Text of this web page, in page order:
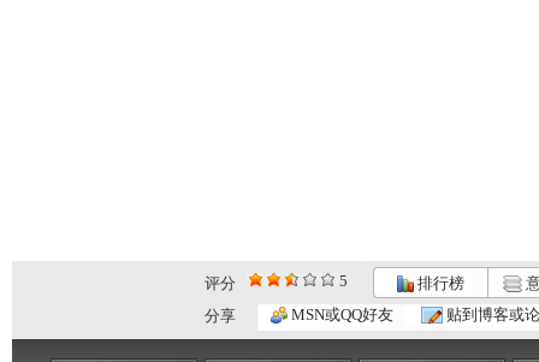
评分 5 排行榜
分享
MSN或QQ好友 贴到博客或